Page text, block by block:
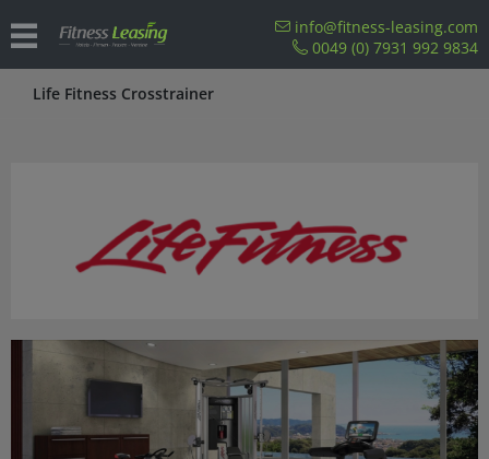
info@fitness-leasing.com
0049 (0) 7931 992 9834
Life Fitness Crosstrainer